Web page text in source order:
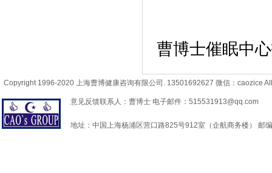
曹博士催眠中
Copyright 1996-2020 上海曹博健康咨询有限公司. 13501692627 微信：caozice
意见反馈联系人：曹博士 电子邮件：515531913@qq.com
地址：中国上海杨浦区营口路825号912室（企航商务楼） 邮